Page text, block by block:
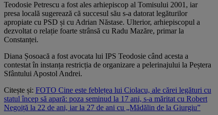
Teodosie Petrescu a fost ales arhiepiscop al Tomisului 2001, iar
presa locală sugerează că succesul său s-a datorat legăturilor
apropiate cu PSD și cu Adrian Năstase. Ulterior, arhiepiscopul a
dezvoltat o relație foarte strânsă cu Radu Mazăre, primar la
Constanței.
Diana Șosoacă a fost avocata lui IPS Teodosie când acesta a
contestat în instanța restricția de organizare a pelerinajului la Peștera
Sfântului Apostol Andrei.
Citește și: FOTO Cine este feblețea lui Ciolacu, ale cărei legături cu
statul încep să apară: poza seminud la 17 ani, s-a măritat cu Robert
Negoiță la 22 de ani, iar la 27 de ani cu „Mădălin de la Giurgiu”